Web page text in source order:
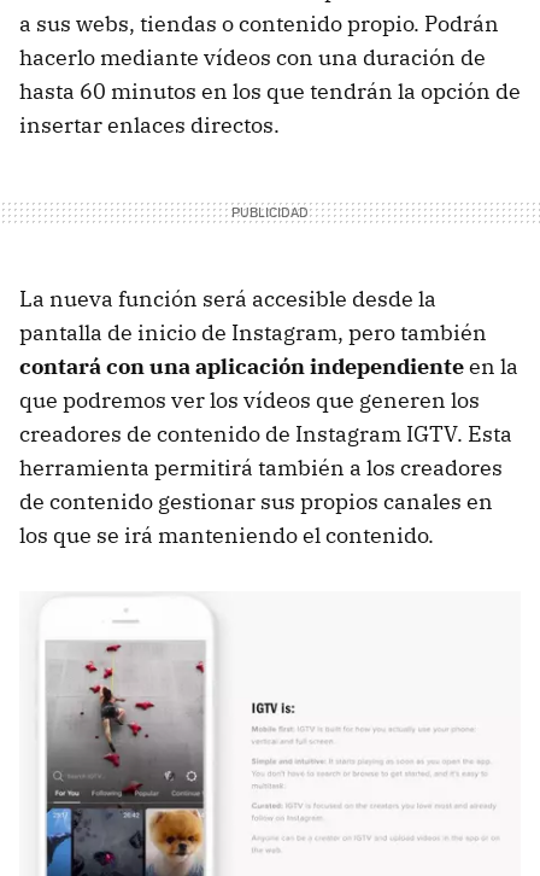
a sus webs, tiendas o contenido propio. Podrán
hacerlo mediante vídeos con una duración de
hasta 60 minutos en los que tendrán la opción de
insertar enlaces directos.
La nueva función será accesible desde la
pantalla de inicio de Instagram, pero también
contará con una aplicación independienteen la
que podremos ver los vídeos que generen los
creadores de contenido de Instagram IGTV. Esta
herramienta permitirá también a los creadores
de contenido gestionar sus propios canales en
los que se irá manteniendo el contenido.